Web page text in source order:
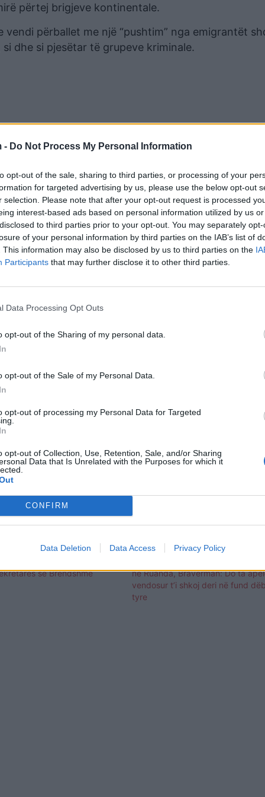
- Do Not Process My Personal Information
opt-out of the sale, sharing to third parties, or processing of your
for targeted advertising by us, please use the below opt-out
selection. Please note that after your opt-out request is processed
interest-based ads based on personal information utilized by us
to third parties prior to your opt-out. You may separately
of your personal information by third parties on the IAB’s list of
This information may also be disclosed by us to third parties on the
Participants that may further disclose it to other third parties.
Data Processing Opt Outs
opt-out of the Sharing of my personal data.
opt-out of the Sale of my Personal Data.
opt-out of processing my Personal Data for Targeted
opt-out of Collection, Use, Retention, Sale, and/or Sharing
Data that Is Unrelated with the Purposes for which it
CONFIRM
Data Deletion Data Access Privacy Policy
përtej brigjeve kontinentale.
vendi përballet me një “pushtim” nga emigrantët
dhe si pjesëtar të grupeve kriminale.
Craig Mackinlay, i cili tha se “asnjë shqiptar i
tha se ai ka të drejtë.
lufta dhe është shumë e vështirë të argumentohet
gënjenin për arsyen përse largoheshin nga
kriminale.
Edi Rama i cili i konsideroi deklaratat e saj
e Britanisë që të bashkëpunonte për të
mbërrijnë me gomone në Mbretërinë e
shumë emigrantë shqiptarë që jetonin në Britaninë e
një protestë në Londër./albeu.com
së Brendshme
në Ruanda, Braverman: Do ta
vendosur t’i shkoj deri në fund
tyre